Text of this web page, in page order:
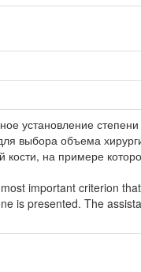
установление
выбора объема
кости, на примере
important criterion
is presented. The